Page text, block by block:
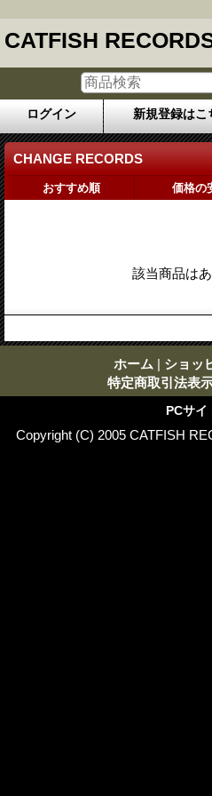
CATFISH
ログイン 新規登録はこ
CHANGE RECORDS
おすすめ順 価格の
該当商品は
ホーム | ショッ
特定商取引法表
PCサイ
Copyright (C) 2005 CATFISH